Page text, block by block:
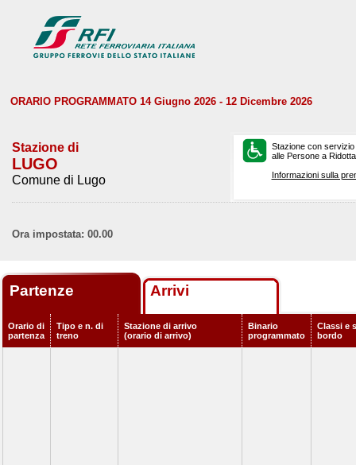
ORARIO PROGRAMMATO 14 Giugno 2026 - 12 Dicembre 2026
Stazione di
LUGO
Comune di Lugo
Stazione con
alle Persone a
Informazioni sulla
Ora impostata: 00.00
Partenze Arrivi
Orario di
partenza
Tipo e n. di
treno
Stazione di arrivo
(orario di arrivo)
Binario
programmato
Classi e
bordo